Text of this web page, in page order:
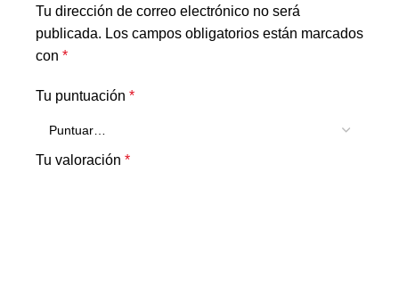
Tu dirección de correo electrónico no será
publicada. Los campos obligatorios están marcados
con *
Tu puntuación *
Tu valoración *